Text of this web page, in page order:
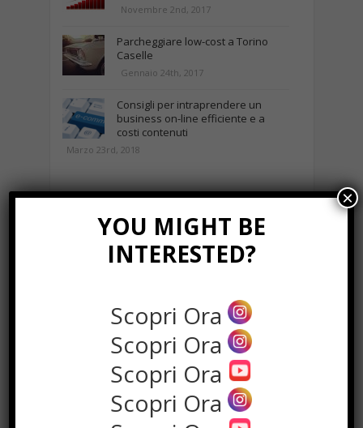
Novembre 2nd, 2017
Parcheggiare low-cost a Torino
Caselle
Gennaio 24th, 2017
Consigli per intraprendere un
business on-line efficiente e a
costi contenuti
Marzo 23rd, 2018
YOU MIGHT BE
INTERESTED?
Scopri Ora
Scopri Ora
Scopri Ora
Scopri Ora
×